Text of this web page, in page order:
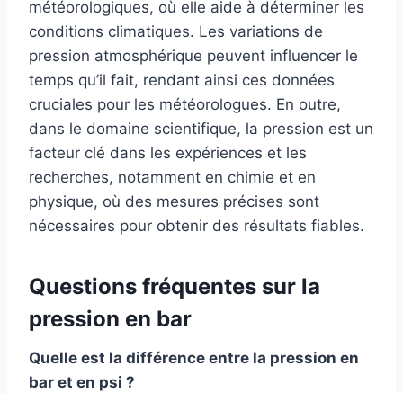
météorologiques, où elle aide à déterminer les
conditions climatiques. Les variations de
pression atmosphérique peuvent influencer le
temps qu’il fait, rendant ainsi ces données
cruciales pour les météorologues. En outre,
dans le domaine scientifique, la pression est un
facteur clé dans les expériences et les
recherches, notamment en chimie et en
physique, où des mesures précises sont
nécessaires pour obtenir des résultats fiables.
Questions fréquentes sur la
pression en bar
Quelle est la différence entre la pression en
bar et en psi ?